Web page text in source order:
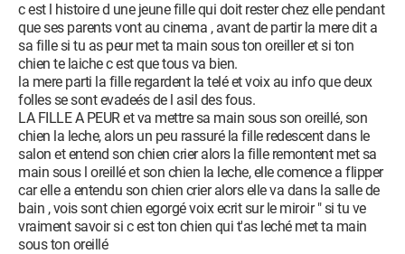
c est l histoire d une jeune fille qui doit rester chez elle pendant
que ses parents vont au cinema , avant de partir la mere dit a
sa fille si tu as peur met ta main sous ton oreiller et si ton
chien te laiche c est que tous va bien.
la mere parti la fille regardent la telé et voix au info que deux
folles se sont evadeés de l asil des fous.
LA FILLE A PEUR et va mettre sa main sous son oreillé, son
chien la leche, alors un peu rassuré la fille redescent dans le
salon et entend son chien crier alors la fille remontent met sa
main sous l oreillé et son chien la leche, elle comence a flipper
car elle a entendu son chien crier alors elle va dans la salle de
bain , vois sont chien egorgé voix ecrit sur le miroir " si tu ve
vraiment savoir si c est ton chien qui t'as leché met ta main
sous ton oreillé